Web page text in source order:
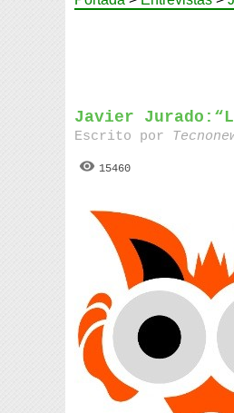
Javier
Escrito por
15460